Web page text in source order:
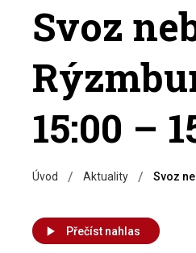
Svoz
15:00 –
Úvod / Aktuality / Svoz
Přečíst nahlas